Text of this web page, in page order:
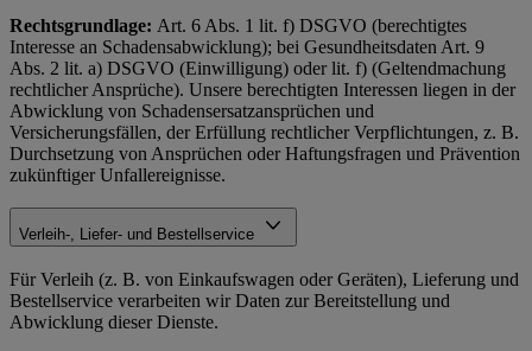
Rechtsgrundlage: Art. 6 Abs. 1 lit. f) DSGVO (berechtigtes
Interesse an Schadensabwicklung); bei Gesundheitsdaten Art. 9
Abs. 2 lit. a) DSGVO (Einwilligung) oder lit. f) (Geltendmachung
rechtlicher Ansprüche). Unsere berechtigten Interessen liegen in der
Abwicklung von Schadensersatzansprüchen und
Versicherungsfällen, der Erfüllung rechtlicher Verpflichtungen, z. B.
Durchsetzung von Ansprüchen oder Haftungsfragen und Prävention
zukünftiger Unfallereignisse.
Verleih-, Liefer- und Bestellservice
Für Verleih (z. B. von Einkaufswagen oder Geräten), Lieferung und
Bestellservice verarbeiten wir Daten zur Bereitstellung und
Abwicklung dieser Dienste.